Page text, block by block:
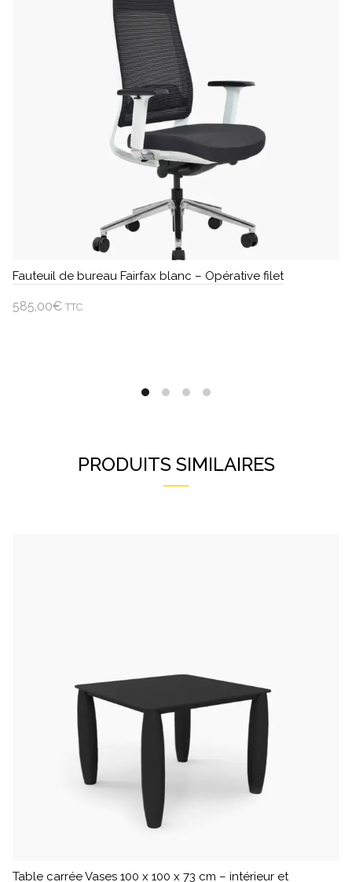
Fauteuil de bureau Fairfax blanc – Opérative filet
585,00€ TTC
PRODUITS SIMILAIRES
Table carrée Vases 100 x 100 x 73 cm – intérieur et